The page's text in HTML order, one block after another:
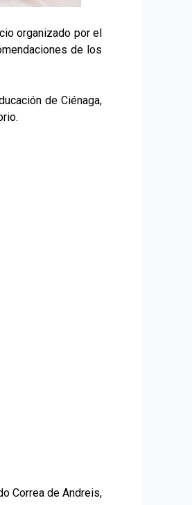
organizado por el
de los
de Ciénaga,
Correa de Andreis,